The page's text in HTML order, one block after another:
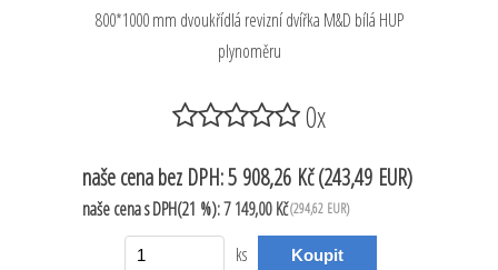
800*1000 mm dvoukřídlá revizní dvířka M&D bílá HUP
plynoměru
0x
naše cenabez DPH:5 908,26 Kč(243,49 EUR)
naše cenas DPH(21 %):7 149,00 Kč(294,62 EUR)
ks